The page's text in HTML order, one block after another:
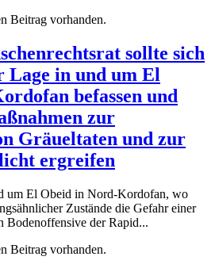
Beitrag vorhanden.
sollte sich
Lage in und um El
befassen und
zur
Gräueltaten und zur
ergreifen
um El Obeid in Nord-Kordofan, wo
Zustände die Gefahr einer
Bodenoffensive der Rapid...
Beitrag vorhanden.